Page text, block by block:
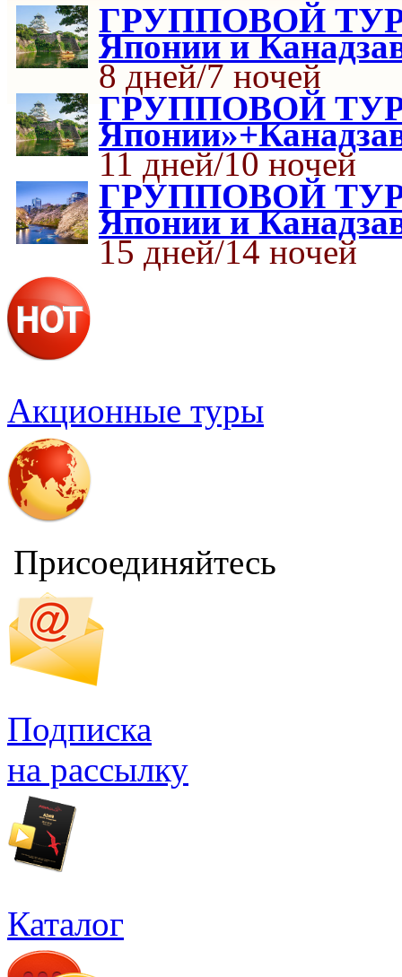
ГРУППОВОЙ ТУР:
Японии и
8 дней/7 ночей
ГРУППОВОЙ ТУР:
11 дней/10 ночей
ГРУППОВОЙ ТУР:
Японии и
15 дней/14 ночей
Акционные туры
Присоединяйтесь
Подписка
на рассылку
Каталог